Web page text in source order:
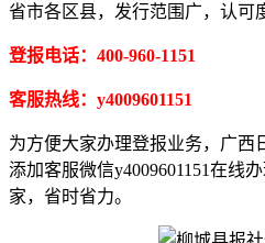
省市各区县，发行范围广，认可
登报电话：400-960-1151
客服热线：y4009601151
为方便大家办理登报业务，广西
添加客服微信y4009601151在线
家，省时省力。